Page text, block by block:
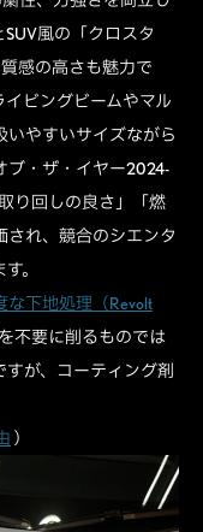
風の「クロスタ
感の高さも魅力で
ビングビームやマル
いやすいサイズながら
ブ・ザ・イヤー2024-
り回しの良さ」「燃
され、競合のシエンタ
。
な下地処理（Revolt
不要に削るものでは
が、コーティング剤
）